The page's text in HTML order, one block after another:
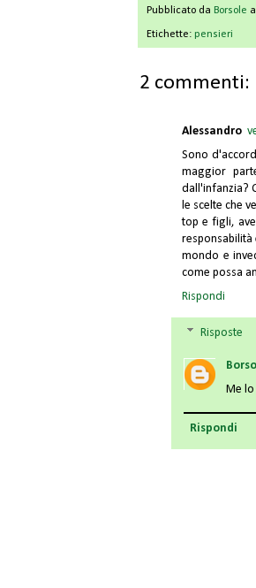
Pubblicato da Borsole
Etichette: pensieri
2 commenti:
Alessandro
Sono
maggior
dall'infanzia?
le scelte che
top e figli,
responsabilità
mondo e
come possa
Rispondi
Risposte
Me
Rispondi